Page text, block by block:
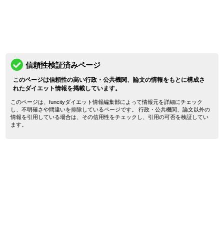
信頼性検証済みページ
このページは信頼性の高い行政・公共機関、論文の情報をもとに構成さ
れたダイエット情報を掲載しています。
このページは、funcityダイエット情報編集部によって情報元を詳細にチェック
し、不明確さや間違いを排除しているページです。 行政・公共機関、論文以外の
情報を引用している場合は、その信用性をチェックし、引用の可否を検証してい
ます。